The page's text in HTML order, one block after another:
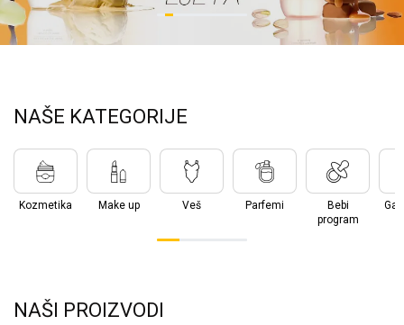
NAŠE KATEGORIJE
Kozmetika Make up Veš Parfemi
Bebi
program
NAŠI PROIZVODI